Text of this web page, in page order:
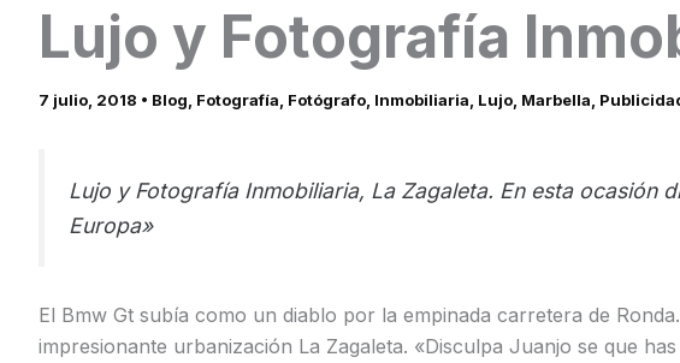
Lujo y Fotografía
7 julio, 2018 • Blog, Fotografía, Fotógrafo, Inmobiliaria, Lujo, Marbella,
Lujo y Fotografía Inmobiliaria, La Zagaleta. En esta
Europa»
El Bmw Gt subía como un diablo por la empinada carretera de
impresionante urbanización La Zagaleta. «Disculpa Juanjo se que